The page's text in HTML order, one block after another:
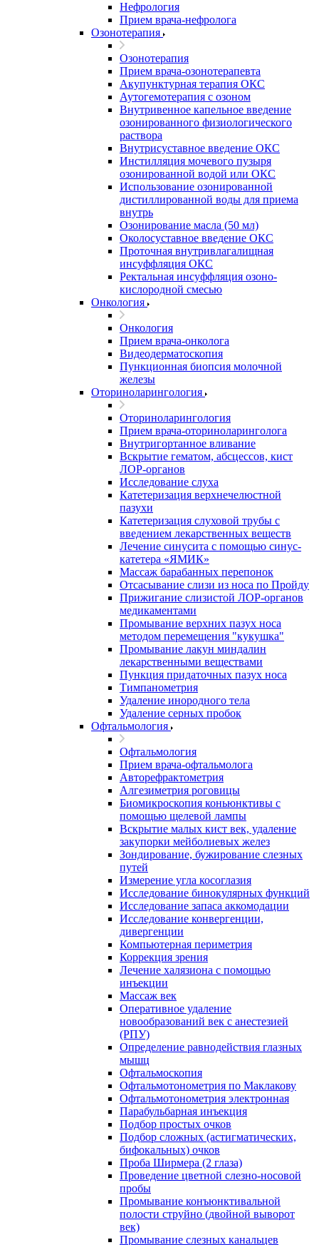
Нефрология
Прием врача-нефролога
Озонотерапия
Озонотерапия
Прием врача-озонотерапевта
Акупунктурная терапия ОКС
Аутогемотерапия с озоном
Внутривенное капельное введение
озонированного физиологического
раствора
Внутрисуставное введение ОКС
Инстилляция мочевого пузыря
озонированной водой или ОКС
Использование озонированной
дистиллированной воды для приема
внутрь
Озонирование масла (50 мл)
Околосуставное введение ОКС
Проточная внутривлагалищная
инсуффляция ОКС
Ректальная инсуффляция озоно-
кислородной смесью
Онкология
Онкология
Прием врача-онколога
Видеодерматоскопия
Пункционная биопсия молочной
железы
Оториноларингология
Оториноларингология
Прием врача-оториноларинголога
Внутригортанное вливание
Вскрытие гематом, абсцессов, кист
ЛОР-органов
Исследование слуха
Катетеризация верхнечелюстной
пазухи
Катетеризация слуховой трубы с
введением лекарственных веществ
Лечение синусита с помощью синус-
катетера «ЯМИК»
Массаж барабанных перепонок
Отсасывание слизи из носа по Пройду
Прижигание слизистой ЛОР-органов
медикаментами
Промывание верхних пазух носа
методом перемещения "кукушка"
Промывание лакун миндалин
лекарственными веществами
Пункция придаточных пазух носа
Тимпанометрия
Удаление инородного тела
Удаление серных пробок
Офтальмология
Офтальмология
Прием врача-офтальмолога
Авторефрактометрия
Алгезиметрия роговицы
Биомикроскопия коньюнктивы с
помощью щелевой лампы
Вскрытие малых кист век, удаление
закупорки мейболиевых желез
Зондирование, бужирование слезных
путей
Измерение угла косоглазия
Исследование бинокулярных функций
Исследование запаса аккомодации
Исследование конвергенции,
дивергенции
Компьютерная периметрия
Коррекция зрения
Лечение халязиона с помощью
инъекции
Массаж век
Оперативное удаление
новообразований век с анестезией
(РПУ)
Определение равнодействия глазных
мышц
Офтальмоскопия
Офтальмотонометрия по Маклакову
Офтальмотонометрия электронная
Парабульбарная инъекция
Подбор простых очков
Подбор сложных (астигматических,
бифокальных) очков
Проба Ширмера (2 глаза)
Проведение цветной слезно-носовой
пробы
Промывание конъюнктивальной
полости струйно (двойной выворот
век)
Промывание слезных канальцев